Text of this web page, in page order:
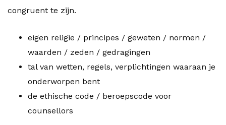
congruent te zijn.
eigen religie / principes / geweten / normen /
waarden / zeden / gedragingen
tal van wetten, regels, verplichtingen waaraan je
onderworpen bent
de ethische code / beroepscode voor
counsellors